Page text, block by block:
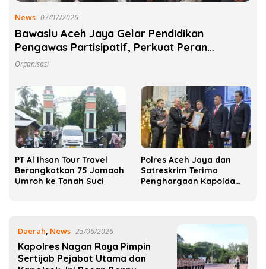
News 07/07/2026
‎Bawaslu Aceh Jaya Gelar Pendidikan
Pengawas Partisipatif, Perkuat Peran
Masyarakat Awasi Pemilu
Organisasi
PT Al Ihsan Tour Travel
Berangkatkan 75 Jamaah
Umroh ke Tanah Suci
Polres Aceh Jaya dan
Satreskrim Terima
Penghargaan Kapolda
Daerah, News 25/06/2026
Kapolres Nagan Raya Pimpin
Sertijab Pejabat Utama dan